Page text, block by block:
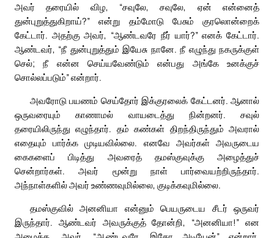
அவர் தரையில் விழ, “சவுலே, சவுலே, ஏன் என்னைத்
துன்புறுத்துகிறாய்?” என்று தம்மோடு பேசும் குரலொன்றைக்
கேட்டார். அதற்கு அவர், “ஆண்டவரே நீர் யார்?” எனக் கேட்டார்.
ஆண்டவர், “நீ துன்புறுத்தும் இயேசு நானே. நீ எழுந்து நகருக்குள்
செல்; நீ என்ன செய்யவேண்டும் என்பது அங்கே உனக்குச்
சொல்லப்படும்” என்றார்.
அவரோடு பயணம் செய்தோர் இக்குரலைக் கேட்டனர். ஆனால்
ஒருவரையும் காணாமல் வாயடைத்து நின்றனர். சவுல்
தரையிலிருந்து எழுந்தார். தம் கண்கள் திறந்திருந்தும் அவரால்
எதையும் பார்க்க முடியவில்லை. எனவே அவர்கள் அவருடைய
கைகளைப் பிடித்து அவரைத் தமஸ்குவுக்கு அழைத்துச்
சென்றார்கள். அவர் மூன்று நாள் பார்வையற்றிருந்தார்.
அந்நாள்களில் அவர் உண்ணவுமில்லை, குடிக்கவுமில்லை.
தமஸ்குவில் அனனியா என்னும் பெயருடைய சீடர் ஒருவர்
இருந்தார். ஆண்டவர் அவருக்குத் தோன்றி, “அனனியா!” என